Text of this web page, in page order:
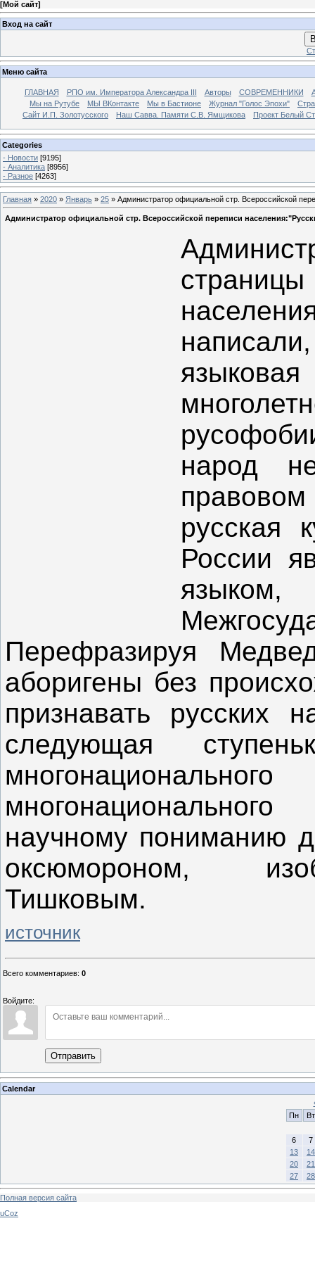
[Мой сайт]
Вход на сайт
Меню сайта
ГЛАВНАЯ РПО им. Императора Александра III Авторы СОВРЕМЕННИКИ
Мы на Рутубе
МЫ ВКонтакте Мы в Бастионе Журнал "Голос Эпохи"
Сайт И.П. Золотусского
Наш Савва. Памяти С.В. Ямщикова Проект Белый
Categories
- Новости [9195]
- Аналитика [8956]
- Разное [4263]
Главная » 2020 » Январь » 25 » Администратор официальной стр. Всероссийской
Администратор официальной стр. Всероссийской переписи
народ
русская
России
Перефразируя
аборигены без
признавать русских
следующая
научному пониманию
оксюмороном,
Тишковым.
источник
Всего комментариев: 0
Войдите:
Отправить
Calendar
Пн
Вт
6
7
13
14
20
21
27
28
Полная версия сайта
uCoz